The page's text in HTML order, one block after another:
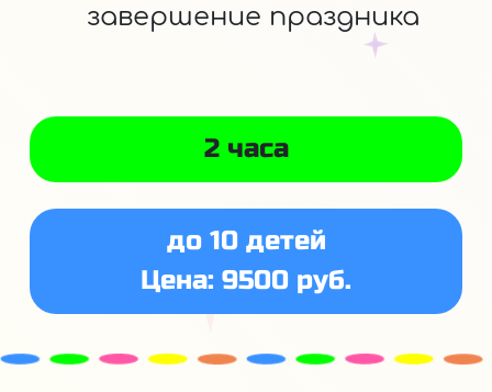
завершение праздника
2 часа
до 10 детей
Цена: 9500 руб.